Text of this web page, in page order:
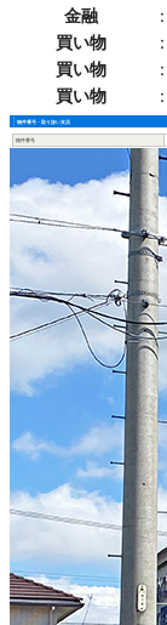
金融
：
買い物
：
買い物
：
買い物
：
物件番号・取り扱い支店
物件番号